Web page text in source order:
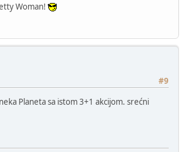
Woman!
#9
Planeta sa istom 3+1 akcijom. srećni